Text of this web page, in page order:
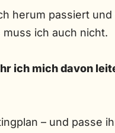
herum passiert
ich auch nicht.
ich mich davon
– und passe